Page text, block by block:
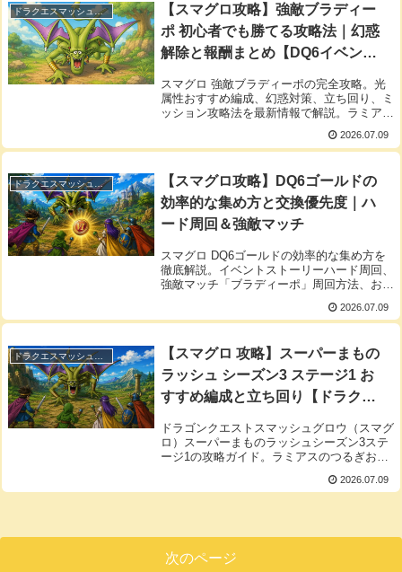
ドラクエスマッシュグロウ
【スマグロ攻略】強敵ブラディー
ポ 初心者でも勝てる攻略法｜幻惑
解除と報酬まとめ【DQ6イベン
スマグロ 強敵ブラディーポの完全攻略。光
属性おすすめ編成、幻惑対策、立ち回り、ミ
ッション攻略法を最新情報で解説。ラミアス
2026.07.09
ドラクエスマッシュグロウ
【スマグロ攻略】DQ6ゴールドの
効率的な集め方と交換優先度｜ハ
ード周回＆強敵マッチ
スマグロ DQ6ゴールドの効率的な集め方を
徹底解説。イベントストーリーハード周回、
強敵マッチ「ブラディーポ」周回方法、おす
間中に効率よく集めてラミアス装備などを入
手しよう！
2026.07.09
ドラクエスマッシュグロウ
【スマグロ 攻略】スーパーまもの
ラッシュ シーズン3 ステージ1 お
すすめ編成と立ち回り【ドラク
ドラゴンクエストスマッシュグロウ（スマグ
ロ）スーパーまものラッシュシーズン3ステ
ージ1の攻略ガイド。ラミアスのつるぎおす
策、周回方法を最新情報で解説。ハイスコア
2026.07.09
次のページ